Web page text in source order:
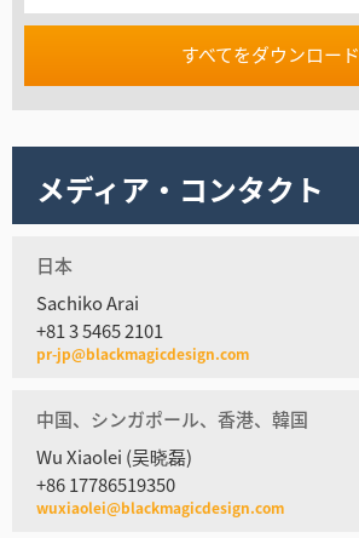
すべてをダウンロード
メディア・コンタクト
日本
Sachiko Arai
+81 3 5465 2101
pr-jp@blackmagicdesign.com
中国、シンガポール、香港、韓国
Wu Xiaolei (吴晓磊)
+86 17786519350
wuxiaolei@blackmagicdesign.com